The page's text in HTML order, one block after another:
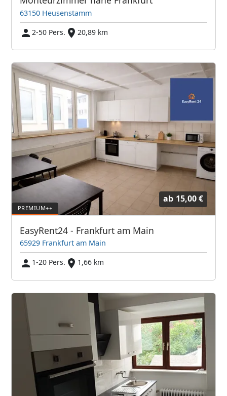
63150 Heusenstamm
2-50 Pers.
20,89 km
ab 15,00 €
EasyRent24 - Frankfurt am Main
65929 Frankfurt am Main
1-20 Pers.
1,66 km